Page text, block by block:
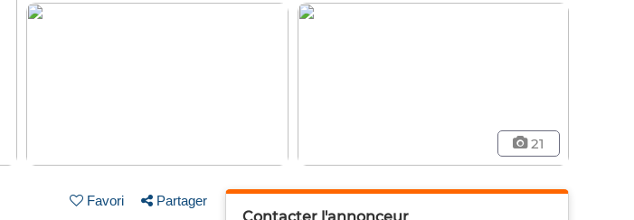
21
Favori Partager